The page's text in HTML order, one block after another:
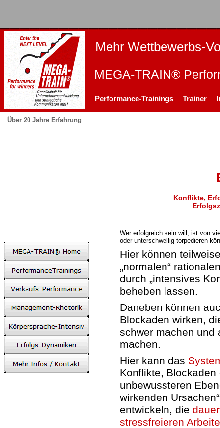
Mehr Wettbewerbs-
MEGA-TRAIN®
Performance-Trainings Trainer
Über 20 Jahre Erfahrung
Konflikte,
Wer erfolgreich sein will, ist von
oder unterschwellig torpedieren
Hier können
„normalen“
durch „intensives
beheben lassen.
Daneben können
Blockaden wirken,
schwer machen und
machen.
Hier kann das
Konflikte,
unbewussteren
wirkenden
entwickeln, die
stressfreieren